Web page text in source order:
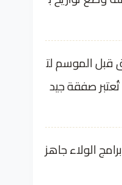
قبل الموسم لت
صفقة جيد
الولاء جاهز